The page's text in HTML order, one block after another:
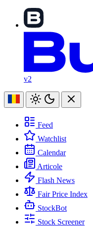
v2
Feed
Watchlist
Calendar
Articole
Flash News
Fair Price Index
StockBot
Stock Screener